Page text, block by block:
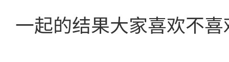
一起的结果大家喜欢不喜